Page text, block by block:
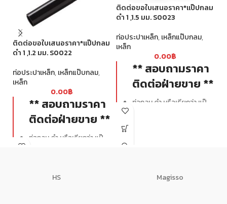
ติดต่อขอใบเสนอราคา*แป๊ปกลม
ดำ 1 ,1.2 มม. S0022
ท่อประปาเหล็ก,เหล็กแป๊บกลม,
เหล็ก
0.00฿
** สอบถามราคา
ติดต่อฝ่ายขาย **
ท่อกลม ดำ หรือเรียกว่า แป๊
แล้วดัดขึ้นรูป
ติดต่อขอใบเสนอราคา*แป๊ปกลม
ดำ 1 ,1.5 มม. S0023
ท่อประปาเหล็ก,เหล็กแป๊บกลม,
เหล็ก
0.00฿
** สอบถามราคา
ติดต่อฝ่ายขาย **
ท่อกลม ดำ หรือเรียกว่า แป๊
HS Magisso